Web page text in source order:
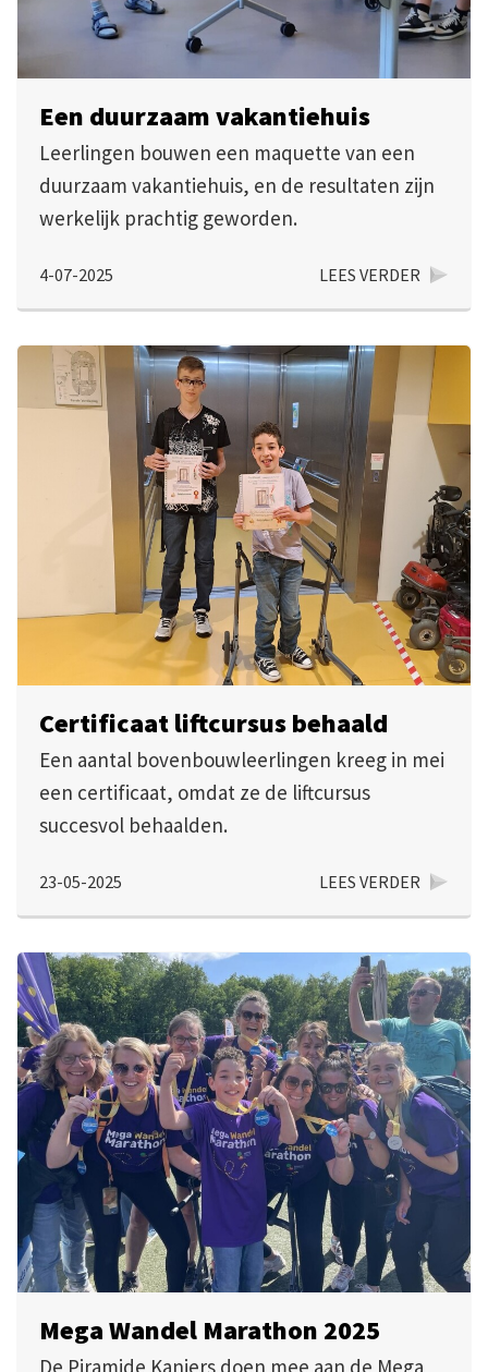
Een duurzaam vakantiehuis
Leerlingen bouwen een maquette van een
duurzaam vakantiehuis, en de resultaten zijn
werkelijk prachtig geworden.
4-07-2025 LEES VERDER
Certificaat liftcursus behaald
Een aantal bovenbouwleerlingen kreeg in mei
een certificaat, omdat ze de liftcursus
succesvol behaalden.
23-05-2025 LEES VERDER
Mega Wandel Marathon 2025
De Piramide Kanjers doen mee aan de Mega